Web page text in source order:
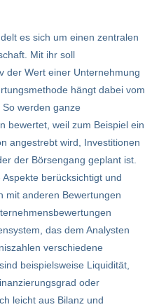
es sich um einen zentralen
Mit ihr soll
der Wert einer Unternehmung
hängt dabei vom
werden ganze
bewertet, weil zum Beispiel ein
angestrebt wird, Investitionen
der Börsengang geplant ist.
berücksichtigt und
mit anderen Bewertungen
das dem Analysten
verschiedene
beispielsweise Liquidität,
oder
leicht aus Bilanz und